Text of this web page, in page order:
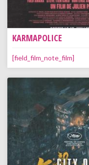
KARMAPOLICE
[field_film_note_film]